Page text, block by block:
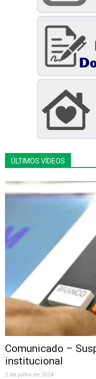
ÚLTIMOS VÍDEOS
Comunicado –
institucional
5 de julho de 2024